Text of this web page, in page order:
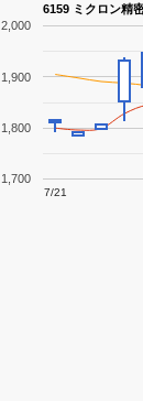
6159 ミクロン精
7/21
1,700
1,800
1,900
2,000